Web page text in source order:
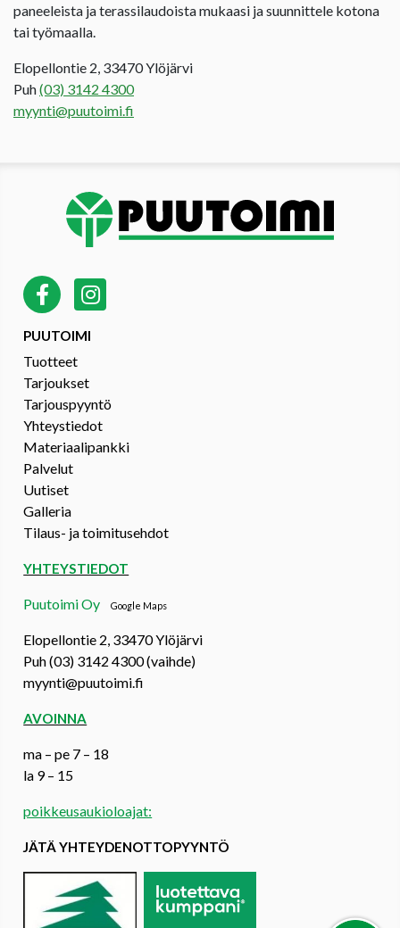
paneeleista ja terassilaudoista mukaasi ja suunnittele kotona
tai työmaalla.
Elopellontie 2, 33470 Ylöjärvi
Puh(03) 3142 4300
myynti@puutoimi.fi
PUUTOIMI
Tuotteet
Tarjoukset
Tarjouspyyntö
Yhteystiedot
Materiaalipankki
Palvelut
Uutiset
Galleria
Tilaus- ja toimitusehdot
YHTEYSTIEDOT
Puutoimi OyGoogle Maps
Elopellontie 2, 33470 Ylöjärvi
Puh (03) 3142 4300 (vaihde)
myynti@puutoimi.fi
AVOINNA
ma – pe 7 – 18
la 9 – 15
poikkeusaukioloajat:
JÄTÄ YHTEYDENOTTOPYYNTÖ